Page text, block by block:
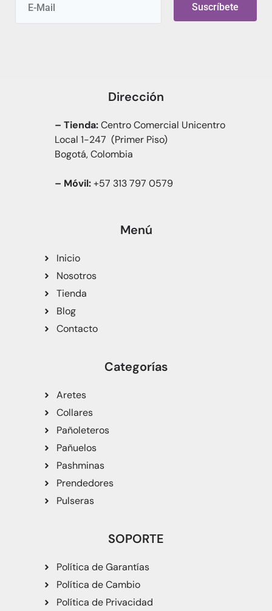
Suscríbete
Dirección
– Tienda:Centro Comercial Unicentro
Local 1-247 (Primer Piso)
Bogotá, Colombia
– Móvil:+57 313 797 0579
Menú
Inicio
Nosotros
Tienda
Blog
Contacto
Categorías
Aretes
Collares
Pañoleteros
Pañuelos
Pashminas
Prendedores
Pulseras
SOPORTE
Política de Garantías
Política de Cambio
Política de Privacidad